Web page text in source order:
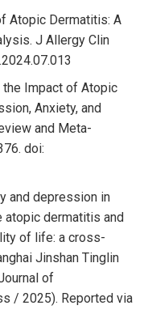
Atopic Dermatitis: A
J Allergy Clin
the Impact of Atopic
Anxiety, and
and Meta-
doi:
and depression in
dermatitis and
of life: a cross-
Jinshan Tinglin
of
/ 2025). Reported via